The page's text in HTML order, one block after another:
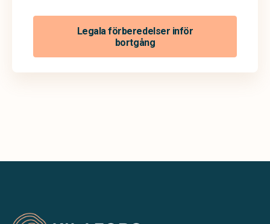
Legala förberedelser inför
bortgång